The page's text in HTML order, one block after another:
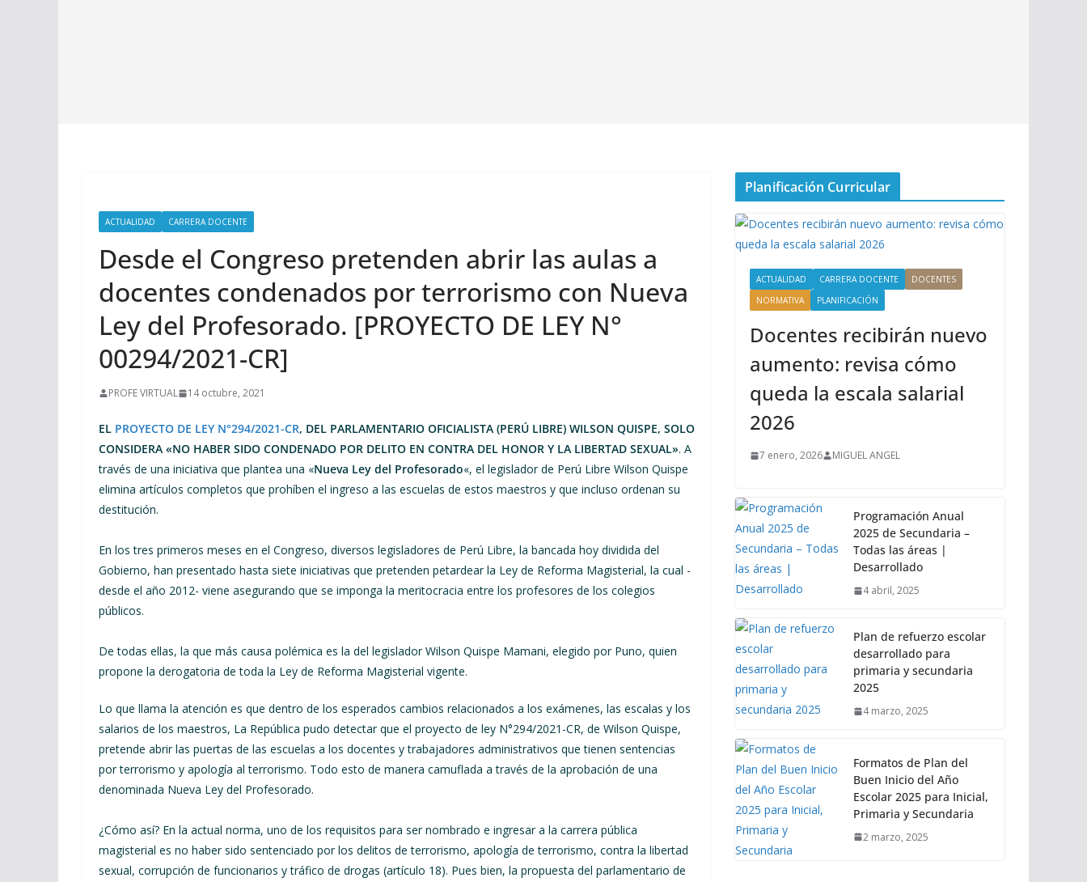
ACTUALIDAD CARRERA DOCENTE
Desde el Congreso pretenden abrir las aulas a
docentes condenados por terrorismo con Nueva
Ley del Profesorado. [PROYECTO DE LEY N°
00294/2021-CR]
PROFE VIRTUAL 14 octubre, 2021
EL PROYECTO DE LEY N°294/2021-CR, DEL PARLAMENTARIO OFICIALISTA (PERÚ LIBRE) WILSON QUISPE, SOLO
CONSIDERA «NO HABER SIDO CONDENADO POR DELITO EN CONTRA DEL HONOR Y LA LIBERTAD SEXUAL». A
través de una iniciativa que plantea una «Nueva Ley del Profesorado«, el legislador de Perú Libre Wilson Quispe
elimina artículos completos que prohíben el ingreso a las escuelas de estos maestros y que incluso ordenan su
destitución.
En los tres primeros meses en el Congreso, diversos legisladores de Perú Libre, la bancada hoy dividida del
Gobierno, han presentado hasta siete iniciativas que pretenden petardear la Ley de Reforma Magisterial, la cual -
desde el año 2012- viene asegurando que se imponga la meritocracia entre los profesores de los colegios
públicos.
De todas ellas, la que más causa polémica es la del legislador Wilson Quispe Mamani, elegido por Puno, quien
propone la derogatoria de toda la Ley de Reforma Magisterial vigente.
Lo que llama la atención es que dentro de los esperados cambios relacionados a los exámenes, las escalas y los
salarios de los maestros, La República pudo detectar que el proyecto de ley N°294/2021-CR, de Wilson Quispe,
pretende abrir las puertas de las escuelas a los docentes y trabajadores administrativos que tienen sentencias
por terrorismo y apología al terrorismo. Todo esto de manera camuflada a través de la aprobación de una
denominada Nueva Ley del Profesorado.
¿Cómo así? En la actual norma, uno de los requisitos para ser nombrado e ingresar a la carrera pública
magisterial es no haber sido sentenciado por los delitos de terrorismo, apología de terrorismo, contra la libertad
sexual, corrupción de funcionarios y tráfico de drogas (artículo 18). Pues bien, la propuesta del parlamentario de
Planificación Curricular
ACTUALIDAD CARRERA DOCENTE
DOCENTES
NORMATIVA
PLANIFICACIÓN
Docentes recibirán nuevo
aumento: revisa cómo
queda la escala salarial
2026
7 enero, 2026 MIGUEL ANGEL
Programación Anual
2025 de Secundaria –
Todas las áreas |
Desarrollado
4 abril, 2025
Plan de refuerzo escolar
desarrollado para
primaria y secundaria
2025
4 marzo, 2025
Formatos de Plan del
Buen Inicio del Año
Escolar 2025 para Inicial,
Primaria y Secundaria
2 marzo, 2025